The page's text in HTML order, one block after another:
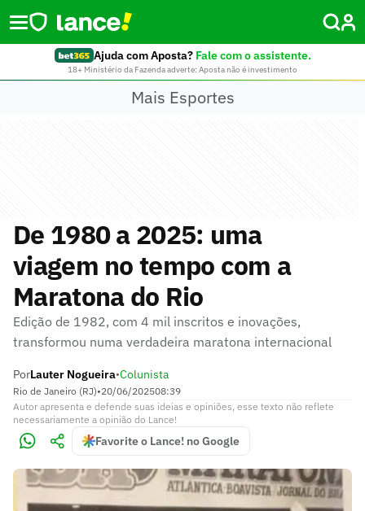
Ajuda com Aposta? Fale com o assistente.
18+ Ministério da Fazenda adverte: Aposta não é investimento
Mais Esportes
De 1980 a 2025: uma
viagem no tempo com a
Maratona do Rio
Edição de 1982, com 4 mil inscritos e inovações,
transformou numa verdadeira maratona internacional
PorLauter Nogueira•Colunista
Rio de Janeiro (RJ)•20/06/202508:39
Autor apresenta e defende suas ideias e opiniões, esse texto não reflete
necessariamente a opinião do Lance!
Favorite o Lance! no Google